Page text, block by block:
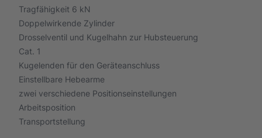
Tragfähigkeit 6 kN
Doppelwirkende Zylinder
Drosselventil und Kugelhahn zur Hubsteuerung
Cat. 1
Kugelenden für den Geräteanschluss
Einstellbare Hebearme
zwei verschiedene Positionseinstellungen
Arbeitsposition
Transportstellung